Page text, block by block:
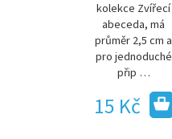
kolekce Zvířecí
abeceda, má
průměr 2,5 cm a
pro jednoduché
přip …
15 Kč